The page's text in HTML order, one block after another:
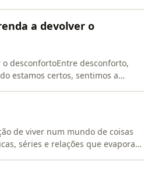
a devolver o
desconfortoEntre desconforto,
estamos certos, sentimos a
de viver num mundo de coisas
séries e relações que evaporam